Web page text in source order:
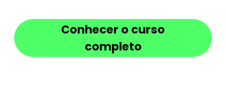
Conhecer o curso
completo